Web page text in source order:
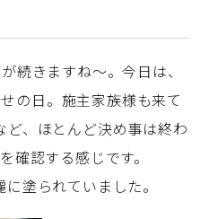
続きますね～。今日は、
の日。施主家族様も来て
、ほとんど決め事は終わ
確認する感じです。
塗られていました。